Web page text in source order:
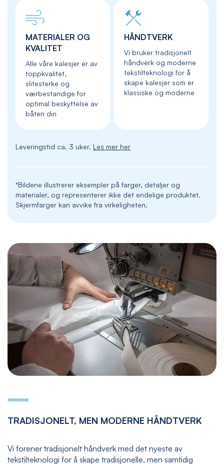
MATERIALER OG
KVALITET
Alle våre kalesjer er av
toppkvalitet,
slitesterke og
værbestandige for
optimal beskyttelse av
båten din
HÅNDTVERK
Vi bruker tradisjonelt
håndverk og moderne
tekstilteknologi for å
skape kalesjer som er
klassiske og moderne
Leveringstid ca. 3 uker. Les mer her
*Bildene illustrerer eksempler på farger, detaljer og
materialer, og representerer ikke det endelige produktet.
Skjermfarger kan avvike fra virkeligheten.
TRADISJONELT, MEN MODERNE HÅNDTVERK
Vi forener tradisjonelt håndverk med det nyeste av
tekstilteknologi for å skape tradisjonelle, men samtidig